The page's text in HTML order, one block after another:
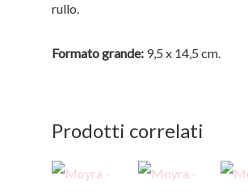
rullo.
Formato grande: 9,5 x 14,5 cm.
Prodotti correlati